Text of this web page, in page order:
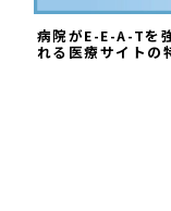
病院がE-E-A-Tを
れる医療サイトの